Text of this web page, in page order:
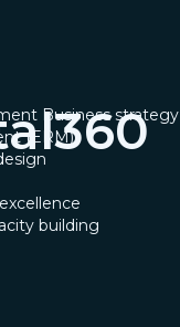
Business strategy
(ERM)
building